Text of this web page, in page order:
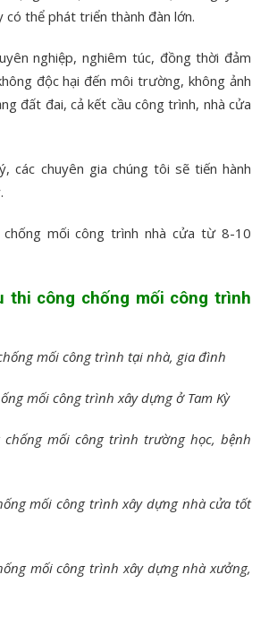
có thể phát triển thành đàn lớn.
nghiệp, nghiêm túc, đồng thời đảm
độc hại đến môi trường, không ảnh
đất đai, cả kết cầu công trình, nhà cửa
các chuyên gia chúng tôi sẽ tiến hành
chống mối công trình nhà cửa từ 8-10
thi công chống mối công trình
mối công trình tại nhà, gia đình
mối công trình xây dựng ở Tam Kỳ
mối công trình trường học, bệnh
mối công trình xây dựng nhà cửa tốt
mối công trình xây dựng nhà xưởng,